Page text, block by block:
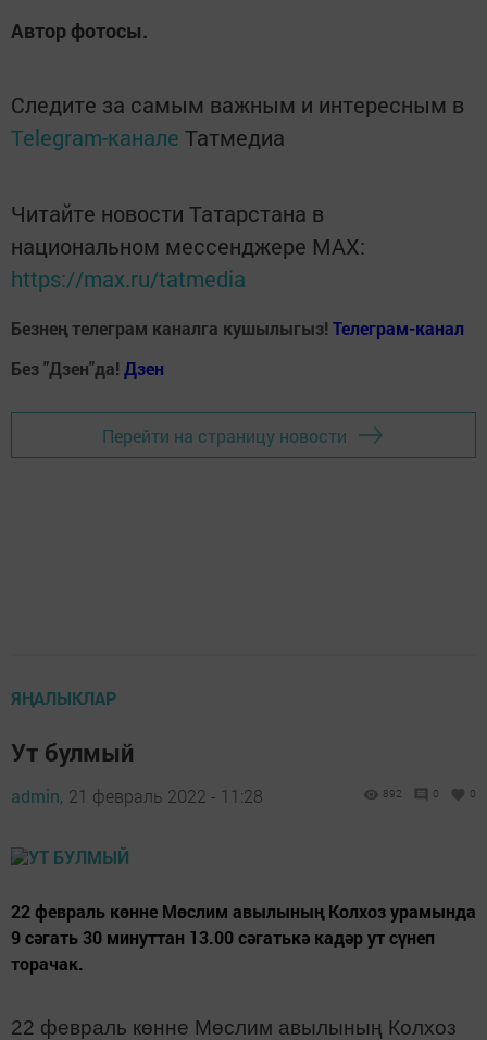
Автор фотосы.
Следите за самым важным и интересным в
Telegram-канале Татмедиа
Читайте новости Татарстана в
национальном мессенджере MАХ:
https://max.ru/tatmedia
Безнең телеграм каналга кушылыгыз! Телеграм-канал
Без "Дзен"да! Дзен
Перейти на страницу новости
ЯҢАЛЫКЛАР
Ут булмый
admin, 21 февраль 2022 - 11:28 892 0 0
22 февраль көнне Мөслим авылының Колхоз урамында
9 сәгать 30 минуттан 13.00 сәгатькә кадәр ут сүнеп
торачак.
22 февраль көнне Мөслим авылының Колхоз